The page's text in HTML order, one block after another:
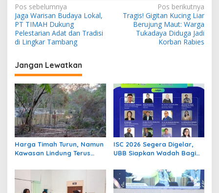
N
a
v
i
g
a
s
i
p
o
s
Pos sebelumnya
Jaga Warisan Budaya Lokal,
PT TIMAH Dukung
Pelestarian Adat dan Tradisi
di Lingkar Tambang
Pos berikutnya
Tragis! Gigitan Kucing Liar
Berujung Maut: Warga
Tukadaya Diduga Jadi
Korban Rabies
Jangan Lewatkan
Harga Timah Turun, Namun
Kawasan Lindung Terus
Boleh Kalah dengan
Aktivitas Tambang Ilegal di
Desa Gantung
ISC 2026 Segera Digelar,
UBB Siapkan Wadah Bagi
Gagasan dan Inovasi
Hadapi Tantangan Global